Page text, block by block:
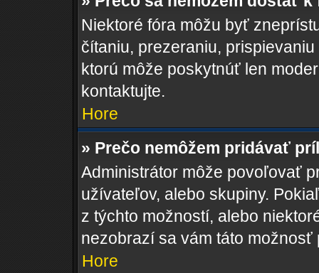
Niektoré fóra môžu byť
čítaniu, prezeraniu,
ktorú môže poskytnúť len
kontaktujte.
Hore
» Prečo nemôžem pridávať
Administrátor môže povoľovať
užívateľov, alebo skupiny.
z týchto možností, alebo
nezobrazí sa vám táto
Hore